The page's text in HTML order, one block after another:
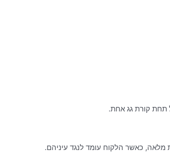
תחת קורת גג אחת.